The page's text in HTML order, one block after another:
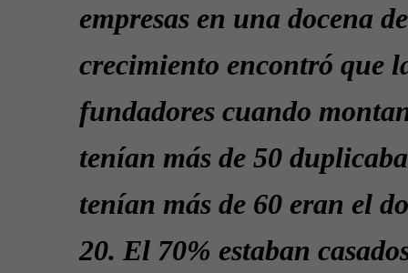
empresas en una docena
crecimiento encontró que
fundadores cuando
tenían más de 50
tenían más de 60 eran el
20. El 70% estaban